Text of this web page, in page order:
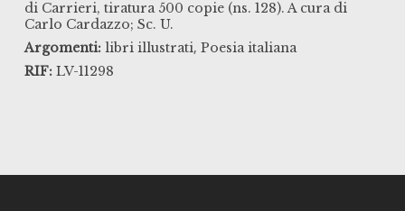
di Carrieri, tiratura 500 copie (ns. 128). A cura di
Carlo Cardazzo; Sc. U.
Argomenti: libri illustrati, Poesia italiana
RIF: LV-11298